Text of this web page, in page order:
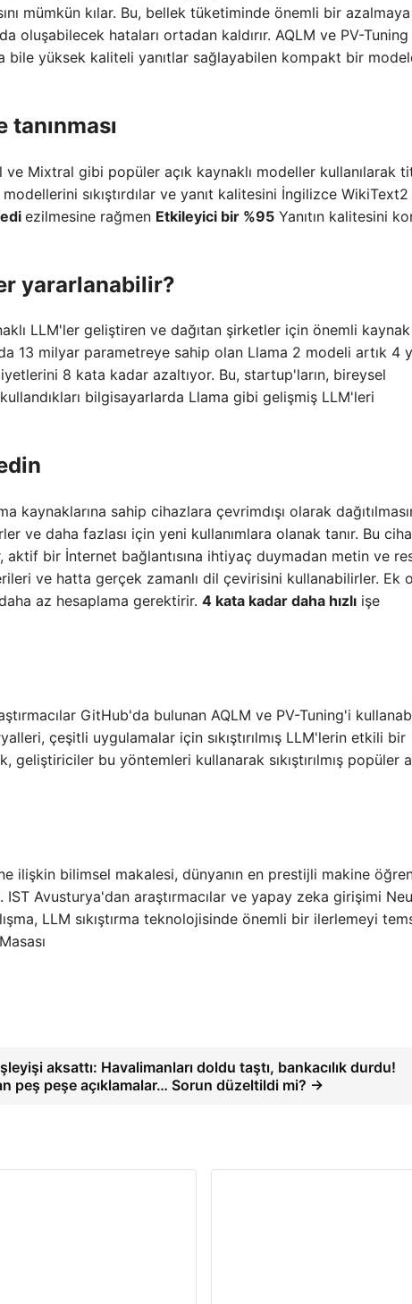
mümkün kılar. Bu, bellek tüketiminde önemli bir
oluşabilecek hataları ortadan kaldırır. AQLM ve PV-Tuning
bile yüksek kaliteli yanıtlar sağlayabilen kompakt bir
Mixtral gibi popüler açık kaynaklı modeller kullanılarak
sıkıştırdılar ve yanıt kalitesini İngilizce
ezilmesine rağmen Etkileyici bir %95 Yanıtın kalitesini
yararlanabilir?
LLM'ler geliştiren ve dağıtan şirketler için önemli kaynak
13 milyar parametreye sahip olan Llama 2 modeli artık 4
8 kata kadar azaltıyor. Bu, startup'ların, bireysel
kullandıkları bilgisayarlarda Llama gibi gelişmiş LLM'leri
kaynaklarına sahip cihazlara çevrimdışı olarak
ve daha fazlası için yeni kullanımlara olanak tanır. Bu
aktif bir İnternet bağlantısına ihtiyaç duymadan metin ve
ve hatta gerçek zamanlı dil çevirisini kullanabilirler. Ek
az hesaplama gerektirir. 4 kata kadar daha hızlı işe
GitHub'da bulunan AQLM ve PV-Tuning'i
çeşitli uygulamalar için sıkıştırılmış LLM'lerin etkili bir
bu yöntemleri kullanarak sıkıştırılmış popüler
ilişkin bilimsel makalesi, dünyanın en prestijli makine
IST Avusturya'dan araştırmacılar ve yapay zeka girişimi
LLM sıkıştırma teknolojisinde önemli bir ilerlemeyi
aksattı: Havalimanları doldu taştı, bankacılık durdu!
peş peşe açıklamalar… Sorun düzeltildi mi? →